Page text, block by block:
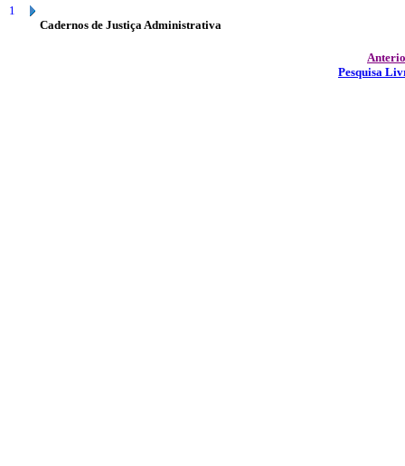
1
Cadernos de Justiça Administrativa
Pesquisa